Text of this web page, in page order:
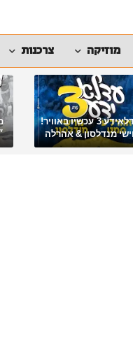
מוזיקה צרכנות
עדלאידע 3 עכשיו באוויר!
מנדלסון & אהרלה
באלבום פורימי